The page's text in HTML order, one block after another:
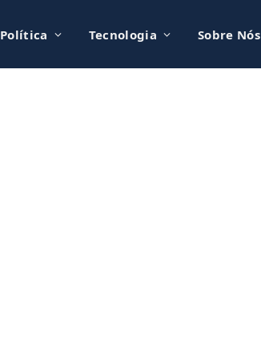
Política Tecnologia Sobre Nós